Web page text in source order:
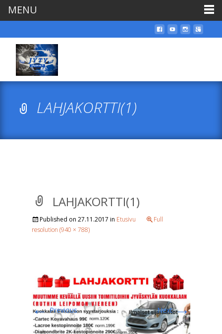
LAHJAKORTTI(1)
LAHJAKORTTI(1)
Published on 27.11.2017 in Etusivu
Full
resolution (940 × 788)
←Previous Next→
MENU